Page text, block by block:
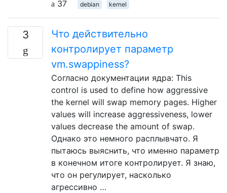
37
debian kernel
3
Что действительно
контролирует параметр
vm.swappiness?
Согласно документации ядра: This
control is used to define how aggressive
the kernel will swap memory pages. Higher
values will increase aggressiveness, lower
values decrease the amount of swap.
Однако это немного расплывчато. Я
пытаюсь выяснить, что именно параметр
в конечном итоге контролирует. Я знаю,
что он регулирует, насколько
агрессивно …